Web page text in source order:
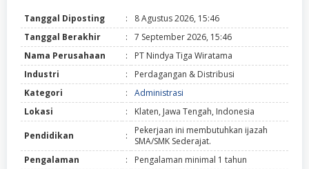
Tanggal Diposting :
8 Agustus 2026, 15:46
Tanggal Berakhir
:
7 September 2026, 15:46
Nama Perusahaan
:
PT Nindya Tiga Wiratama
Industri
:
Perdagangan & Distribusi
Kategori
:
Administrasi
Lokasi
: Klaten, Jawa Tengah, Indonesia
Pendidikan :
Pekerjaan ini membutuhkan ijazah
SMA/SMK Sederajat.
Pengalaman
:
Pengalaman minimal 1 tahun